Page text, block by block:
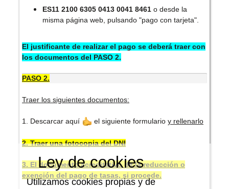
ES11 2100 6305 0413 0041 8461 o desde la
misma página web, pulsando "pago con tarjeta".
El justificante de realizar el pago se deberá traer con
los documentos del PASO 2.
PASO 2.
Traer los siguientes documentos:
1. Descarcar aquí el siguiente formulario y rellenarlo
2. Traer una fotocopia del DNI
3. El documento acreditativo de la reducción o
exención del pago de tasas, si procede.
Ley de cookies
Utilizamos cookies propias y de